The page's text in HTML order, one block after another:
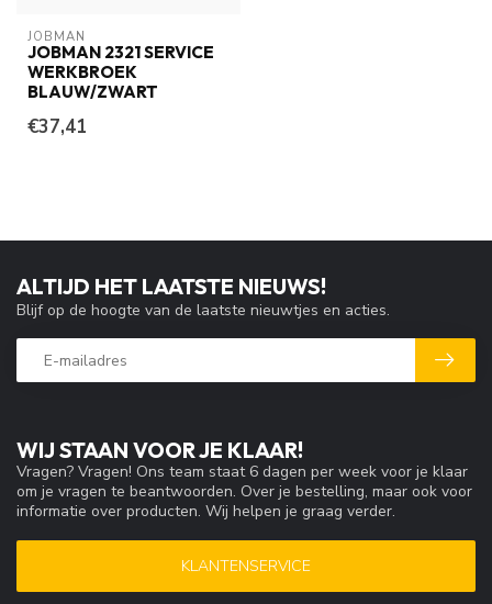
JOBMAN
JOBMAN 2321 SERVICE
WERKBROEK
BLAUW/ZWART
€37,41
WIJ STAAN VOOR JE KLAAR!
Vragen? Vragen! Ons team staat 6 dagen per week voor je klaar
om je vragen te beantwoorden. Over je bestelling, maar ook voor
informatie over producten. Wij helpen je graag verder.
KLANTENSERVICE
ALTIJD HET LAATSTE NIEUWS!
Blijf op de hoogte van de laatste nieuwtjes en acties.